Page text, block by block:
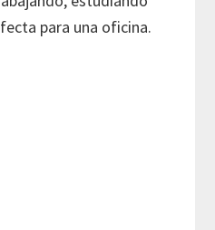
para una oficina.